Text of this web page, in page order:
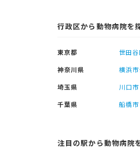
行政区から動物病院を
東京都 世田谷
神奈川県
横浜
埼玉県
川口市
千葉県
船橋市
注目の駅から動物病院